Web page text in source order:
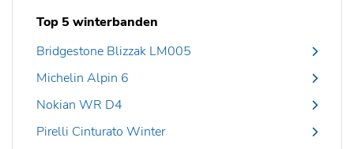
Top 5 winterbanden
Bridgestone Blizzak LM005
Michelin Alpin 6
Nokian WR D4
Pirelli Cinturato Winter